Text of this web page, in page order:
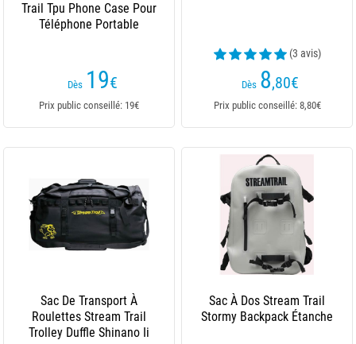
Trail Tpu Phone Case Pour
Téléphone Portable
Dès 19€
Prix public conseillé: 19€
(3 avis)
Dès 8,80€
Prix public conseillé: 8,80€
Sac De Transport À
Roulettes Stream Trail
Trolley Duffle Shinano Ii
Sac À Dos Stream Trail
Stormy Backpack Étanche